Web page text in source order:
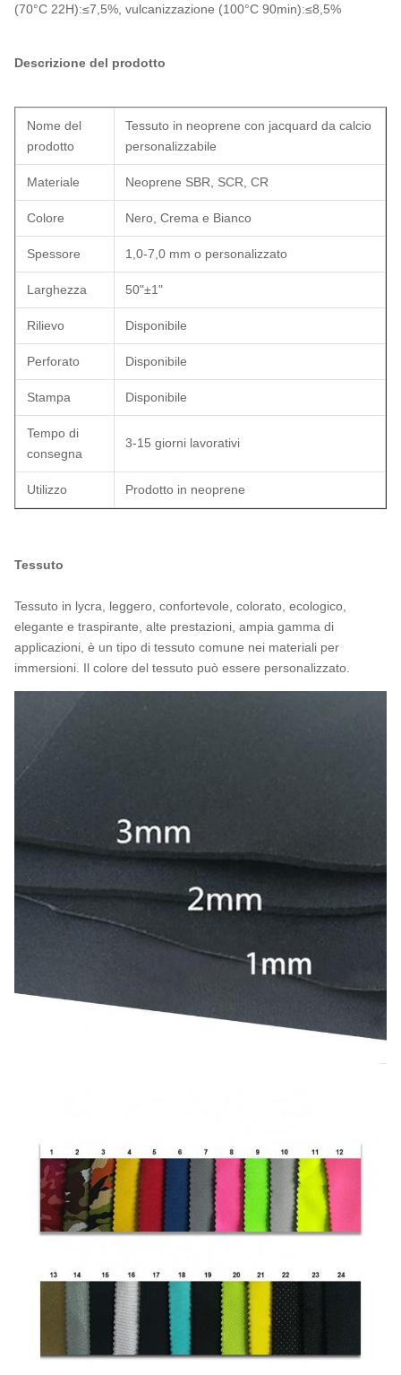
(70°C 22H):≤7,5%, vulcanizzazione (100°C 90min):≤8,5%
Descrizione del prodotto
Nome del
prodotto
Tessuto in neoprene con jacquard da calcio
personalizzabile
Materiale Neoprene SBR, SCR, CR
Colore Nero, Crema e Bianco
Spessore 1,0-7,0 mm o personalizzato
Larghezza 50"±1"
Rilievo Disponibile
Perforato Disponibile
Stampa Disponibile
Tempo di
consegna
3-15 giorni lavorativi
Utilizzo Prodotto in neoprene
Tessuto
Tessuto in lycra, leggero, confortevole, colorato, ecologico,
elegante e traspirante, alte prestazioni, ampia gamma di
applicazioni, è un tipo di tessuto comune nei materiali per
immersioni. Il colore del tessuto può essere personalizzato.